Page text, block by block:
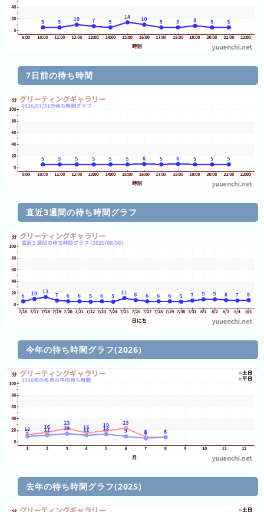
ち
時
間
日
こ
れ
混
雑
ラ
フ
直
間
1
前
日
日
前
日
前
7日前の待ち時間
直近3週間の待ち時間グラフ
今年の待ち時間グラフ(2026)
去年の待ち時間グラフ(2025)